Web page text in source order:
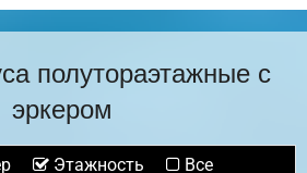
полутораэтажные с
эркером
Этажность Все